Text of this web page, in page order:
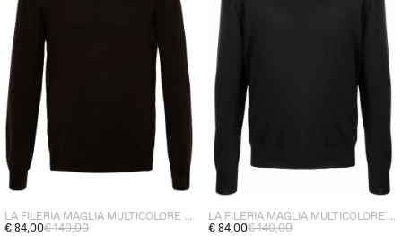
LA FILERIA MAGLIA MULTICOLORE UOMO
€ 84,00€ 140,00
LA FILERIA MAGLIA MULTICOLORE UOMO
€ 84,00€ 140,00